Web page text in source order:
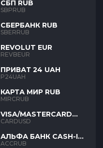
СБП RUB
SBPRUB
СБЕРБАНК RUB
SBERRUB
REVOLUT EUR
REVBEUR
ПРИВАТ 24 UAH
P24UAH
КАРТА МИР RUB
MIRCRUB
VISA/MASTERCARD
USD
CARDUSD
АЛЬФА БАНК CASH-IN
RUB
ACCRUB